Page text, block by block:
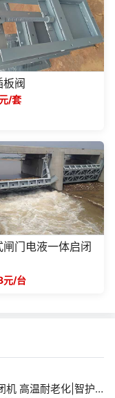
板阀
/套
闸门电液一体启闭
元/台
机 高温耐老化|智护